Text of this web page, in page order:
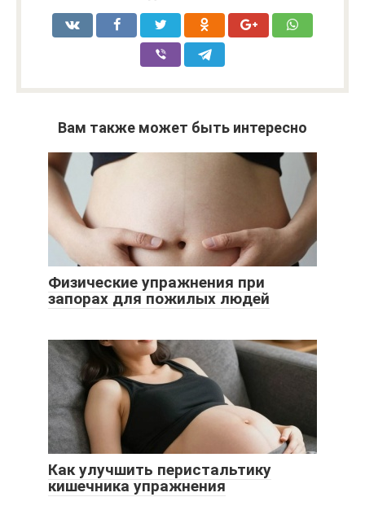
Вам также может быть интересно
Физические упражнения при
запорах для пожилых людей
Как улучшить перистальтику
кишечника упражнения